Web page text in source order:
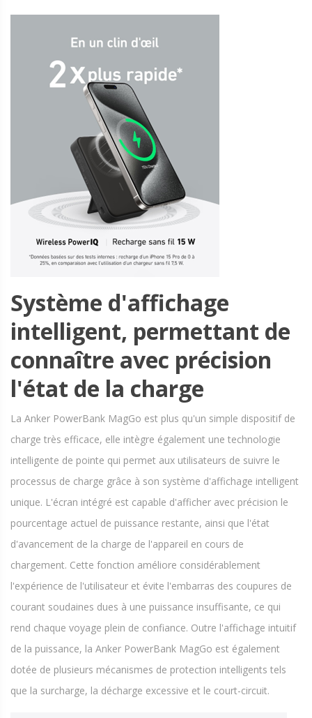
Système d'affichage
intelligent, permettant de
connaître avec précision
l'état de la charge
La Anker PowerBank MagGo est plus qu'un simple dispositif de
charge très efficace, elle intègre également une technologie
intelligente de pointe qui permet aux utilisateurs de suivre le
processus de charge grâce à son système d'affichage intelligent
unique. L'écran intégré est capable d'afficher avec précision le
pourcentage actuel de puissance restante, ainsi que l'état
d'avancement de la charge de l'appareil en cours de
chargement. Cette fonction améliore considérablement
l'expérience de l'utilisateur et évite l'embarras des coupures de
courant soudaines dues à une puissance insuffisante, ce qui
rend chaque voyage plein de confiance. Outre l'affichage intuitif
de la puissance, la Anker PowerBank MagGo est également
dotée de plusieurs mécanismes de protection intelligents tels
que la surcharge, la décharge excessive et le court-circuit.